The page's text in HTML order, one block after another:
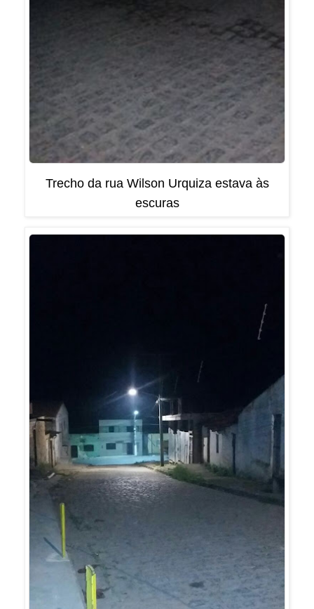
Trecho da rua Wilson Urquiza estava às
escuras